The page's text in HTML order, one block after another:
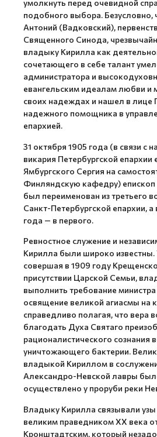
умолкнуть перед очевидной
подобного выбора. Безусловно,
Антоний (Вадковский),
Священного Синода,
владыку Кирилла как
сочетающего в себе талант
администратора и
евангельским идеалам любви и
своих надеждах и нашел в лице
надежного помощника в
епархией.
31 октября 1905 года (в связи с
викария Петербургской епархии
Ямбургского Сергия на
Финляндскую кафедру) епископ
был переименован из третьего
Санкт-Петербургской епархии,
года — в первого.
Ревностное служение и
Кирилла были широко известны.
совершая в 1909 году
присутствии Царской Семьи,
выполнить требование
освящение великой агиасмы на
справедливо полагая, что
благодать Духа Святаго
рационалистического сознания
уничтожающего бактерии.
владыкой Кириллом в
Александро-Невской лавры
осуществлено у проруби реки
Владыку Кирилла связывали
великим праведником XX века
Кронштадтским, который